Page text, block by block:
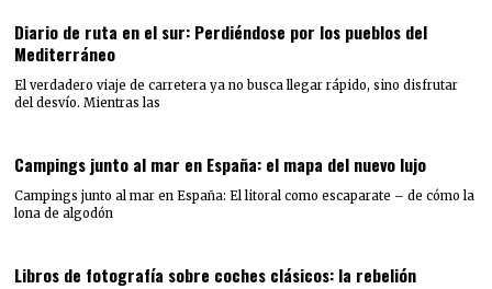
Diario de ruta en el sur: Perdiéndose por los pueblos del
Mediterráneo
El verdadero viaje de carretera ya no busca llegar rápido, sino disfrutar
del desvío. Mientras las
Campings junto al mar en España: el mapa del nuevo lujo
Campings junto al mar en España: El litoral como escaparate – de cómo la
lona de algodón
Libros de fotografía sobre coches clásicos: la rebelión